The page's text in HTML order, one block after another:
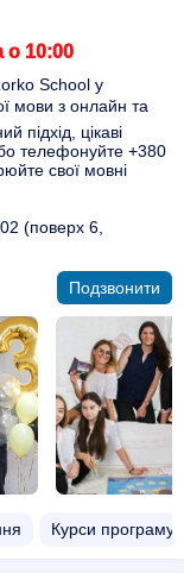
о 10:00
School у
мови з онлайн та
підхід, цікаві
телефонуйте +380
свої мовні
(поверх 6,
Подзвонити
Курси